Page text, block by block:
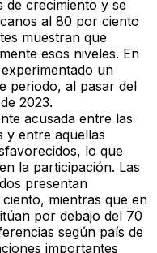
de crecimiento y se
al 80 por ciento
muestran que
esos niveles. En
un
periodo, al pasar del
2023.
acusada entre las
y entre aquellas
, lo que
la participación. Las
presentan
mientras que en
por debajo del 70
según país de
importantes